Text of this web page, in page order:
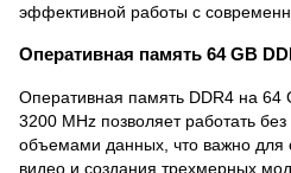
эффективной работы с
Оперативная память 64 GB
Оперативная память DDR4 на 64
3200 MHz позволяет работать
объемами данных, что важно для
видео и создания трехмерных